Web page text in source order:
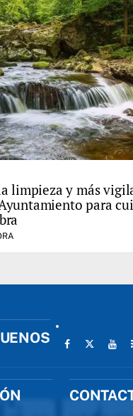
limpieza y más
para